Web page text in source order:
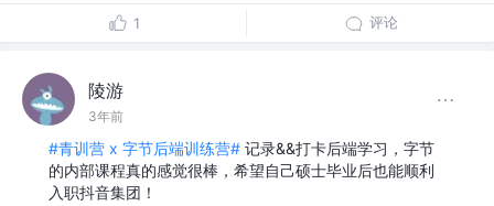
1 评论
陵游
3年前
#青训营 x 字节后端训练营# 记录&&打卡后端学习，字节
的内部课程真的感觉很棒，希望自己硕士毕业后也能顺利
入职抖音集团！